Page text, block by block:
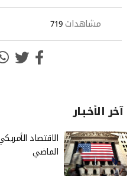
مشاهدات719
آخر الأخـبـار
الماضي